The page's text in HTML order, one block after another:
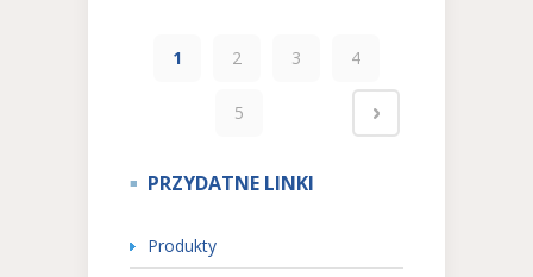
1 2 3 4
5
PRZYDATNE LINKI
Produkty